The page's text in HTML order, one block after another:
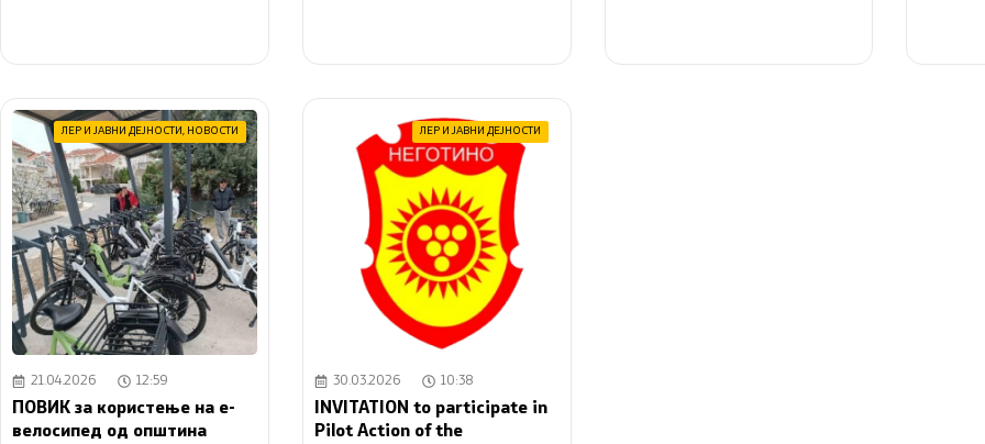
ЛЕР И ЈАВНИ ДЕЈНОСТИ, НОВОСТИ
21.04.2026 12:59
ПОВИК за користење на е-
велосипед од општина
ЛЕР И ЈАВНИ ДЕЈНОСТИ
30.03.2026 10:38
INVITATION to participate in
Pilot Action of the